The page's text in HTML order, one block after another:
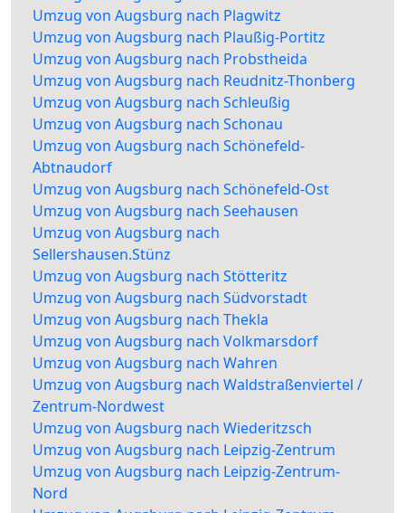
Umzug von Augsburg nach Plagwitz
Umzug von Augsburg nach Plaußig-Portitz
Umzug von Augsburg nach Probstheida
Umzug von Augsburg nach Reudnitz-Thonberg
Umzug von Augsburg nach Schleußig
Umzug von Augsburg nach Schonau
Umzug von Augsburg nach Schönefeld-
Abtnaudorf
Umzug von Augsburg nach Schönefeld-Ost
Umzug von Augsburg nach Seehausen
Umzug von Augsburg nach
Sellershausen.Stünz
Umzug von Augsburg nach Stötteritz
Umzug von Augsburg nach Südvorstadt
Umzug von Augsburg nach Thekla
Umzug von Augsburg nach Volkmarsdorf
Umzug von Augsburg nach Wahren
Umzug von Augsburg nach Waldstraßenviertel /
Zentrum-Nordwest
Umzug von Augsburg nach Wiederitzsch
Umzug von Augsburg nach Leipzig-Zentrum
Umzug von Augsburg nach Leipzig-Zentrum-
Nord